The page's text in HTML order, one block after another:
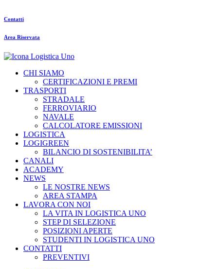
Contatti
Area Riservata
CHI SIAMO
CERTIFICAZIONI E PREMI
TRASPORTI
STRADALE
FERROVIARIO
NAVALE
CALCOLATORE EMISSIONI
LOGISTICA
LOGIGREEN
BILANCIO DI SOSTENIBILITA’
CANALI
ACADEMY
NEWS
LE NOSTRE NEWS
AREA STAMPA
LAVORA CON NOI
LA VITA IN LOGISTICA UNO
STEP DI SELEZIONE
POSIZIONI APERTE
STUDENTI IN LOGISTICA UNO
CONTATTI
PREVENTIVI